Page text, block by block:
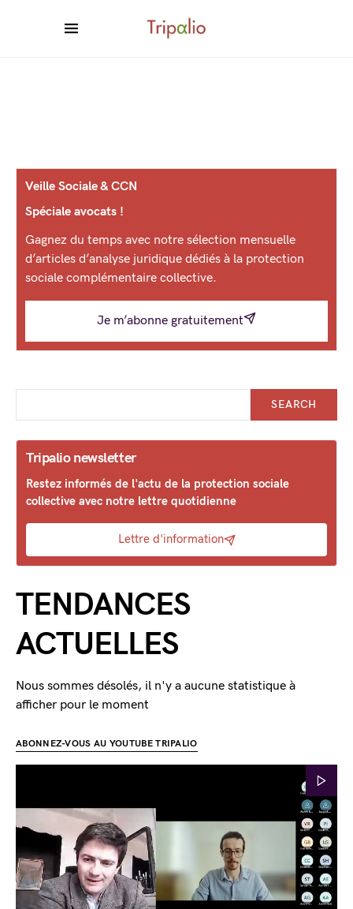
Veille Sociale & CCN
Spéciale avocats !
Gagnez du temps avec notre sélection mensuelle
d’articles d’analyse juridique dédiés à la protection
sociale complémentaire collective.
Je m’abonne gratuitement
SEARCH
Tripalio newsletter
Restez informés de l'actu de la protection sociale
collective avec notre lettre quotidienne
Lettre d'information
TENDANCES
ACTUELLES
Nous sommes désolés, il n'y a aucune statistique à
afficher pour le moment
ABONNEZ-VOUS AU YOUTUBE TRIPALIO